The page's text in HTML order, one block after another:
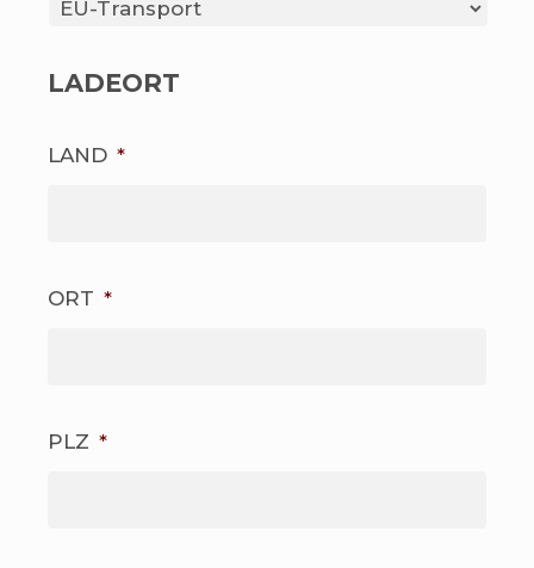
LADEORT
LAND *
ORT *
PLZ *